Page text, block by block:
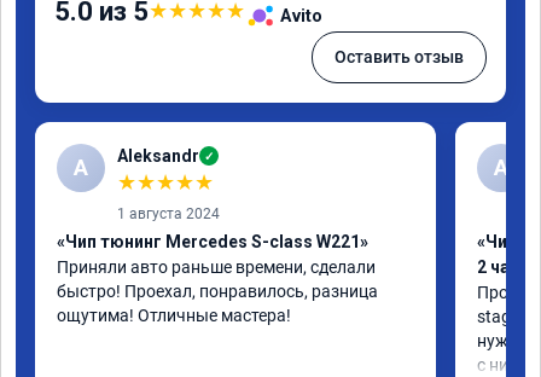
5.0 из 5★★★★★ Avito
Оставить отзыв
A Aleksandr ✓
★★★★★
1 августа 2024
«Чип тюнинг Mercedes S-class W221»
Приняли авто раньше времени, сделали
быстро! Проехал, понравилось, разница
ощутима! Отличные мастера!
А
«Чип
2 часа»
stage
нужно:
с